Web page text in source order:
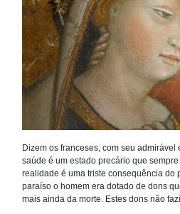
Dizem os franceses, com seu admirável
saúde é um estado precário que
realidade é uma triste consequência do
paraíso o homem era dotado de dons
mais ainda da morte. Estes dons não